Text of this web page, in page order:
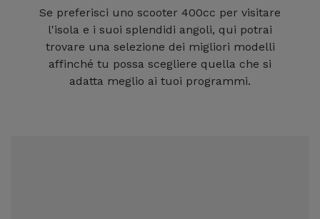
Se preferisci uno scooter 400cc per visitare
l'isola e i suoi splendidi angoli, qui potrai
trovare una selezione dei migliori modelli
affinché tu possa scegliere quella che si
adatta meglio ai tuoi programmi.